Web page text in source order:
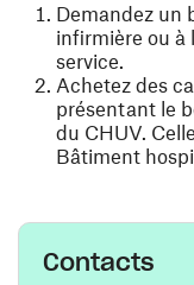
Demandez un
infirmière ou à
service.
Achetez des
présentant le
du CHUV.
Bâtiment
Contacts